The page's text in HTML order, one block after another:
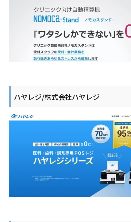
ハヤレジ/株式会社ハヤレジ